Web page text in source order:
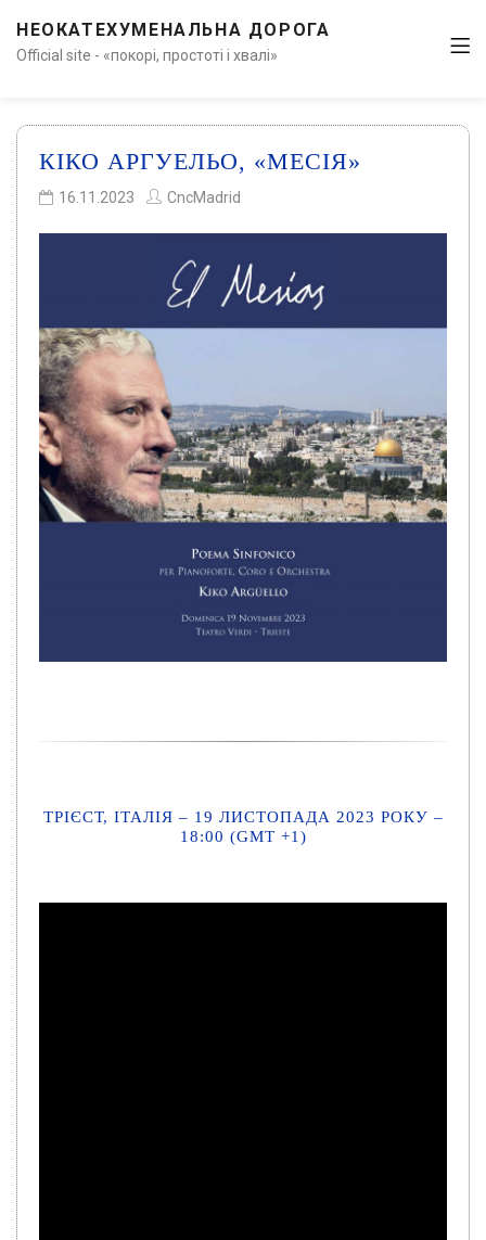
НЕОКАТЕХУМЕНАЛЬНА ДОРОГА
Official site - «покорі, простоті і хвалі»
КІКО АРГУЕЛЬО, «МЕСІЯ»
16.11.2023 CncMadrid
ТРІЄСТ, ІТАЛІЯ – 19 ЛИСТОПАДА 2023 РОКУ –
18:00 (GMT +1)